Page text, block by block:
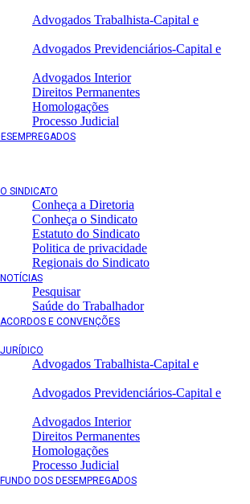
Advogados Trabalhista-Capital e
Advogados Previdenciários-Capital e
Advogados Interior
Direitos Permanentes
Homologações
Processo Judicial
O SINDICATO
Conheça a Diretoria
Conheça o Sindicato
Estatuto do Sindicato
Politica de privacidade
Regionais do Sindicato
NOTÍCIAS
Pesquisar
Saúde do Trabalhador
ACORDOS E CONVENÇÕES
JURÍDICO
Advogados Trabalhista-Capital e
Advogados Previdenciários-Capital e
Advogados Interior
Direitos Permanentes
Homologações
Processo Judicial
FUNDO DOS DESEMPREGADOS